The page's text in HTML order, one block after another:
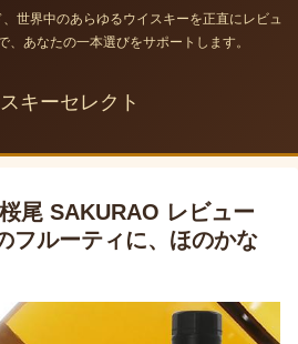
世界中のあらゆるウイスキーを正直にレビュ
、あなたの一本選びをサポートします。
キーセレクト
尾 SAKURAO レビュー
フルーティに、ほのかな